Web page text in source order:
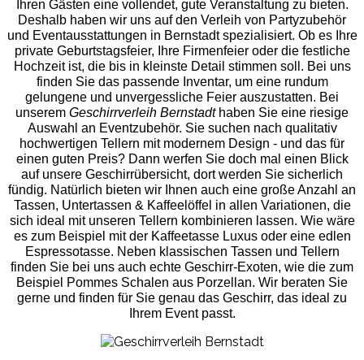
Ihren Gästen eine vollendet, gute Veranstaltung zu bieten.
Deshalb haben wir uns auf den Verleih von Partyzubehör
und Eventausstattungen in Bernstadt spezialisiert. Ob es Ihre
private Geburtstagsfeier, Ihre Firmenfeier oder die festliche
Hochzeit ist, die bis in kleinste Detail stimmen soll. Bei uns
finden Sie das passende Inventar, um eine rundum
gelungene und unvergess liche Feier auszustatten. Bei
unserem Geschirrverleih Bernstadthaben Sie eine riesige
Auswahl an Eventzubehör. Sie suchen nach qualitativ
hochwertigen Tellern mit modernem Design - und das für
einen guten Preis? Dann werfen Sie doch mal einen Blick
auf unsere Geschirrübersicht, dort werden Sie sicherlich
fündig. Natürlich bieten wir Ihnen auch eine große Anzahl an
Tassen, Untertassen & Kaffeelöffel in allen Variationen, die
sich ideal mit unseren Tellern kombinieren lassen. Wie wäre
es zum Beispiel mit der Kaffeetasse Luxus oder eine edlen
Espressotasse. Neben klassischen Tassen und Tellern
finden Sie bei uns auch echte Geschirr-Exoten, wie die zum
Beispiel Pommes Schalen aus Porzellan. Wir beraten Sie
gerne und finden für Sie genau das Geschirr, das ideal zu
Ihrem Event passt.